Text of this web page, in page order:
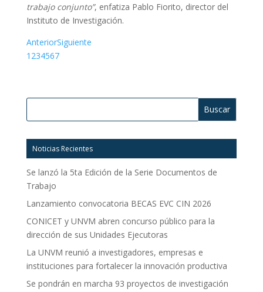
trabajo conjunto”, enfatiza Pablo Fiorito, director del
Instituto de Investigación.
AnteriorSiguiente
1 234567
Buscar:
Noticias Recientes
Se lanzó la 5ta Edición de la Serie Documentos de
Trabajo
Lanzamiento convocatoria BECAS EVC CIN 2026
CONICET y UNVM abren concurso público para la
dirección de sus Unidades Ejecutoras
La UNVM reunió a investigadores, empresas e
instituciones para fortalecer la innovación productiva
Se pondrán en marcha 93 proyectos de investigación